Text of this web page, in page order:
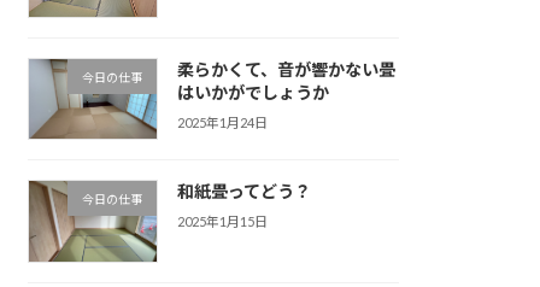
今日の仕事
柔らかくて、音が響かない畳
はいかがでしょうか
2025年1月24日
今日の仕事 和紙畳ってどう？
2025年1月15日